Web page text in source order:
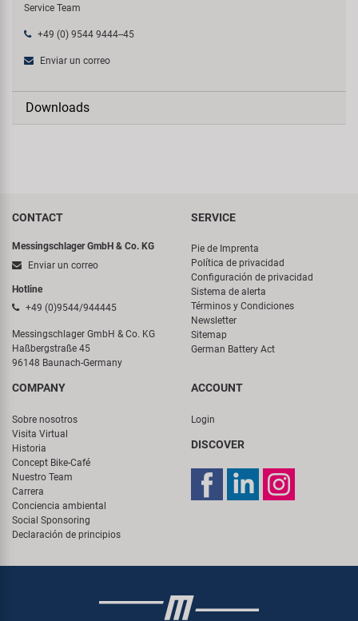
Service Team
+49 (0) 9544 9444--45
Enviar un correo
Downloads
CONTACT
Messingschlager GmbH & Co. KG
Enviar un correo
Hotline
+49 (0)9544/944445
Messingschlager GmbH & Co. KG
Haßbergstraße 45
96148 Baunach-Germany
SERVICE
Pie de Imprenta
Política de privacidad
Configuración de privacidad
Sistema de alerta
Términos y Condiciones
Newsletter
Sitemap
German Battery Act
COMPANY
Sobre nosotros
Visita Virtual
Historia
Concept Bike-Café
Nuestro Team
Carrera
Conciencia ambiental
Social Sponsoring
Declaración de principios
ACCOUNT
Login
DISCOVER